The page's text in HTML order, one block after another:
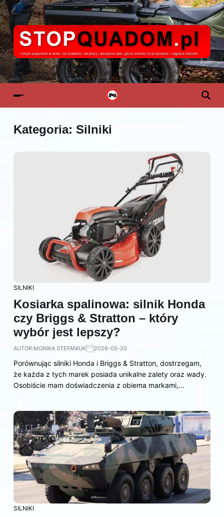
Kategoria: Silniki
SILNIKI
Kosiarka spalinowa: silnik Honda
czy Briggs & Stratton – który
wybór jest lepszy?
AUTOR:MONIKA STEFANIUK 2026-05-20
Porównując silniki Honda i Briggs & Stratton, dostrzegam,
że każda z tych marek posiada unikalne zalety oraz wady.
Osobiście mam doświadczenia z obiema markami,…
SILNIKI